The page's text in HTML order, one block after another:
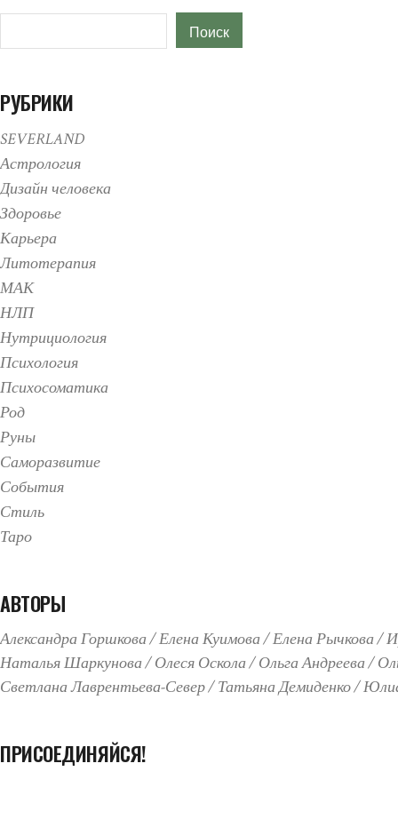
Поиск
РУБРИКИ
SEVERLAND
Астрология
Дизайн человека
Здоровье
Карьера
Литотерапия
МАК
НЛП
Нутрициология
Психология
Психосоматика
Род
Руны
Саморазвитие
События
Стиль
Таро
АВТОРЫ
Александра Горшкова Елена Куимова Елена Рычкова
Наталья Шаркунова
Олеся Оскола Ольга Андреева
Светлана Лаврентьева-Север
Татьяна Демиденко
ПРИСОЕДИНЯЙСЯ!